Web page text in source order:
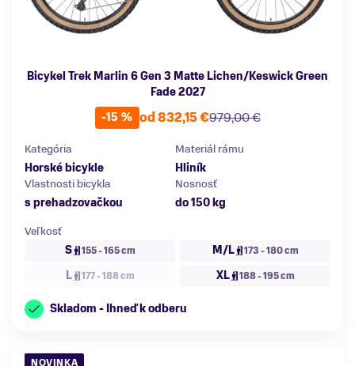
Bicykel Trek Marlin 6 Gen 3 Matte Lichen/Keswick Green
Fade 2027
-15 %
979,00 €
od 832,15 €
Kategória
Horské bicykle
Materiál rámu
Hliník
Vlastnosti bicykla
s prehadzovačkou
Nosnosť
do 150 kg
Veľkosť
S
155 - 165 cm M/L 173 - 180 cm
L 177 - 188 cm XL 188 - 195 cm
Skladom - Ihneď k odberu
NOVINKA